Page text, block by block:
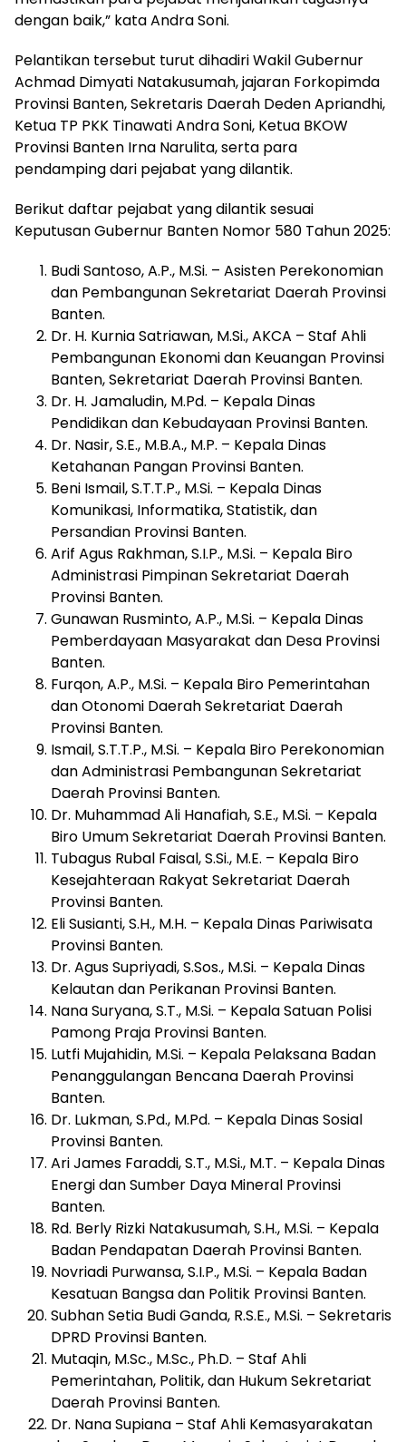
dengan baik,” kata Andra Soni.
Pelantikan tersebut turut dihadiri Wakil Gubernur
Achmad Dimyati Natakusumah, jajaran Forkopimda
Provinsi Banten, Sekretaris Daerah Deden Apriandhi,
Ketua TP PKK Tinawati Andra Soni, Ketua BKOW
Provinsi Banten Irna Narulita, serta para
pendamping dari pejabat yang dilantik.
Berikut daftar pejabat yang dilantik sesuai
Keputusan Gubernur Banten Nomor 580 Tahun 2025:
Budi Santoso, A.P., M.Si. – Asisten Perekonomian
dan Pembangunan Sekretariat Daerah Provinsi
Banten.
Dr. H. Kurnia Satriawan, M.Si., AKCA – Staf Ahli
Pembangunan Ekonomi dan Keuangan Provinsi
Banten, Sekretariat Daerah Provinsi Banten.
Dr. H. Jamaludin, M.Pd. – Kepala Dinas
Pendidikan dan Kebudayaan Provinsi Banten.
Dr. Nasir, S.E., M.B.A., M.P. – Kepala Dinas
Ketahanan Pangan Provinsi Banten.
Beni Ismail, S.T.T.P., M.Si. – Kepala Dinas
Komunikasi, Informatika, Statistik, dan
Persandian Provinsi Banten.
Arif Agus Rakhman, S.I.P., M.Si. – Kepala Biro
Administrasi Pimpinan Sekretariat Daerah
Provinsi Banten.
Gunawan Rusminto, A.P., M.Si. – Kepala Dinas
Pemberdayaan Masyarakat dan Desa Provinsi
Banten.
Furqon, A.P., M.Si. – Kepala Biro Pemerintahan
dan Otonomi Daerah Sekretariat Daerah
Provinsi Banten.
Ismail, S.T.T.P., M.Si. – Kepala Biro Perekonomian
dan Administrasi Pembangunan Sekretariat
Daerah Provinsi Banten.
Dr. Muhammad Ali Hanafiah, S.E., M.Si. – Kepala
Biro Umum Sekretariat Daerah Provinsi Banten.
Tubagus Rubal Faisal, S.Si., M.E. – Kepala Biro
Kesejahteraan Rakyat Sekretariat Daerah
Provinsi Banten.
Eli Susianti, S.H., M.H. – Kepala Dinas Pariwisata
Provinsi Banten.
Dr. Agus Supriyadi, S.Sos., M.Si. – Kepala Dinas
Kelautan dan Perikanan Provinsi Banten.
Nana Suryana, S.T., M.Si. – Kepala Satuan Polisi
Pamong Praja Provinsi Banten.
Lutfi Mujahidin, M.Si. – Kepala Pelaksana Badan
Penanggulangan Bencana Daerah Provinsi
Banten.
Dr. Lukman, S.Pd., M.Pd. – Kepala Dinas Sosial
Provinsi Banten.
Ari James Faraddi, S.T., M.Si., M.T. – Kepala Dinas
Energi dan Sumber Daya Mineral Provinsi
Banten.
Rd. Berly Rizki Natakusumah, S.H., M.Si. – Kepala
Badan Pendapatan Daerah Provinsi Banten.
Novriadi Purwansa, S.I.P., M.Si. – Kepala Badan
Kesatuan Bangsa dan Politik Provinsi Banten.
Subhan Setia Budi Ganda, R.S.E., M.Si. – Sekretaris
DPRD Provinsi Banten.
Mutaqin, M.Sc., M.Sc., Ph.D. – Staf Ahli
Pemerintahan, Politik, dan Hukum Sekretariat
Daerah Provinsi Banten.
Dr. Nana Supiana – Staf Ahli Kemasyarakatan